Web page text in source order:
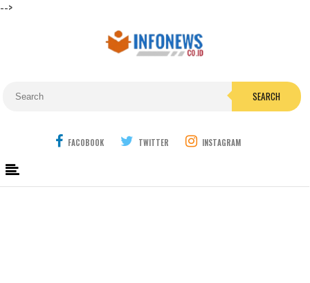
-->
SEARCH
FACOBOOK TWITTER INSTAGRAM